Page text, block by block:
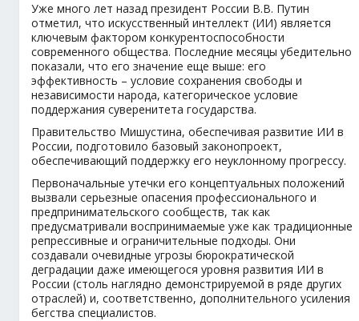
Уже много лет назад президент России В.В. Путин
отметил, что искусственный интеллект (ИИ) является
ключевым фактором конкурентоспособности
современного общества. Последние месяцы убедительно
показали, что его значение еще выше: его
эффективность – условие сохранения свободы и
независимости народа, категорическое условие
поддержания суверенитета государства.
Правительство Мишустина, обеспечивая развитие ИИ в
России, подготовило базовый законопроект,
обеспечивающий поддержку его неуклонному прогрессу.
Первоначальные утечки его концептуальных положений
вызвали серьезные опасения профессионального и
предпринимательского сообществ, так как
предусматривали воспринимаемые уже как традиционные
репрессивные и ограничительные подходы. Они
создавали очевидные угрозы бюрократической
деградации даже имеющегося уровня развития ИИ в
России (столь наглядно демонстрируемой в ряде других
отраслей) и, соответственно, дополнительного усиления
бегства специалистов.